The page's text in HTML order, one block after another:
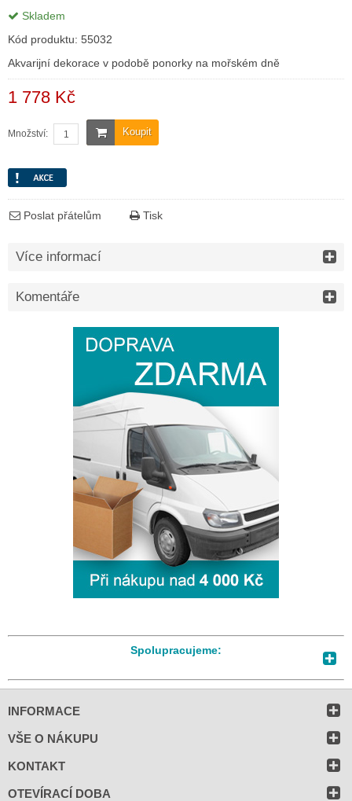
Skladem
Kód produktu: 55032
Akvarijní dekorace v podobě ponorky na mořském dně
1 778 Kč
Koupit
Množství:
Poslat přátelům Tisk
Více informací
Komentáře
Spolupracujeme:
INFORMACE
VŠE O NÁKUPU
KONTAKT
OTEVÍRACÍ DOBA